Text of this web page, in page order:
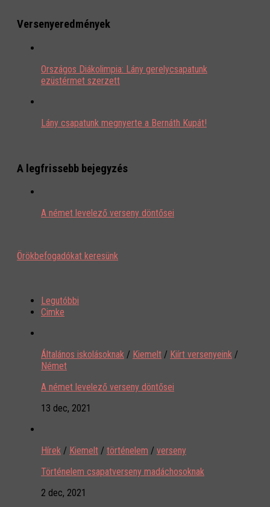
Versenyeredmények
Országos Diákolimpia: Lány gerelycsapatunk
ezüstérmet szerzett
Lány csapatunk megnyerte a Bernáth Kupát!
A legfrissebb bejegyzés
A német levelező verseny döntősei
Örökbefogadókat keresünk
Legutóbbi
Cimke
Általános iskolásoknak / Kiemelt / Kiírt versenyeink /
Német
A német levelező verseny döntősei
13 dec, 2021
Hírek / Kiemelt / történelem / verseny
Történelem csapatverseny madáchosoknak
2 dec, 2021